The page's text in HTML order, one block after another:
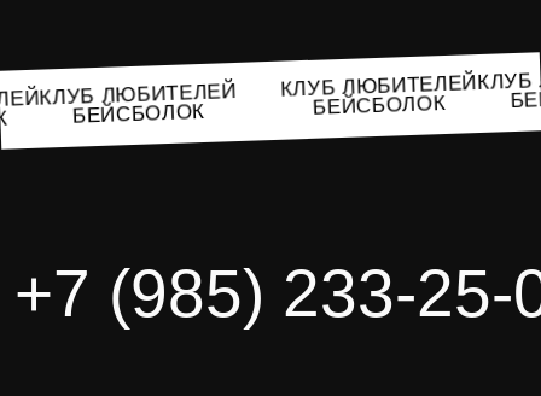
КЛУБ ЛЮБИТЕЛЕЙ
БЕЙСБОЛОК
КЛУБ ЛЮБИТЕЛЕЙ
БЕЙСБОЛОК
+7 (985) 233-25-